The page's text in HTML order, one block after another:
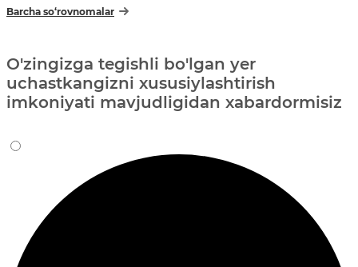
Barcha so‘rovnomalar
O'zingizga tegishli bo'lgan yer
uchastkangizni xususiylashtirish
imkoniyati mavjudligidan xabardormisiz